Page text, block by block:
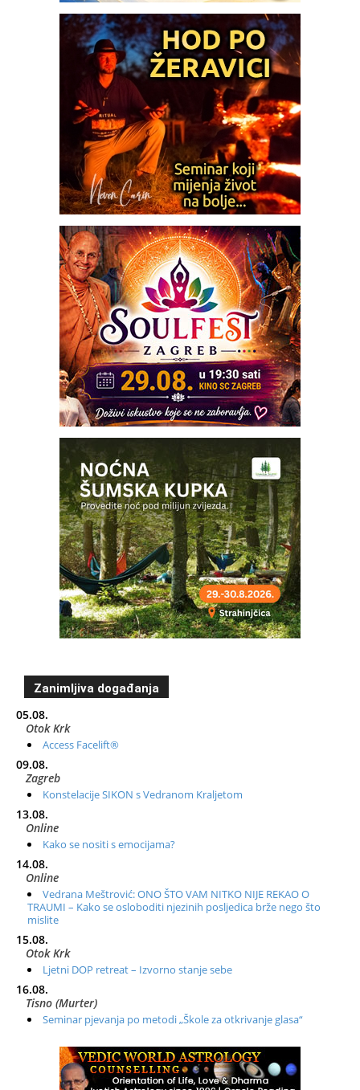
Zanimljiva događanja
05.08.
Otok Krk
Access Facelift®
09.08.
Zagreb
Konstelacije SIKON s Vedranom Kraljetom
13.08.
Online
Kako se nositi s emocijama?
14.08.
Online
Vedrana Meštrović: ONO ŠTO VAM NITKO NIJE REKAO O
TRAUMI – Kako se osloboditi njezinih posljedica brže nego što
mislite
15.08.
Otok Krk
Ljetni DOP retreat – Izvorno stanje sebe
16.08.
Tisno (Murter)
Seminar pjevanja po metodi „Škole za otkrivanje glasa“
Radionica: Pomagači iz drugih dimenzija Online – otvoreno za